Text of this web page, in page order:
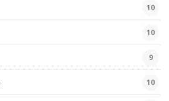
10
10
9
10